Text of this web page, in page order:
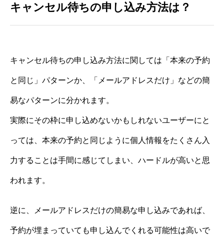
キャンセル待ちの申し込み方法は？
キャンセル待ちの申し込み方法に関しては「本来の予約
と同じ」パターンか、「メールアドレスだけ」などの簡
易なパターンに分かれます。
実際にその枠に申し込めないかもしれないユーザーにと
っては、本来の予約と同じように個人情報をたくさん入
力することは手間に感じてしまい、ハードルが高いと思
われます。
逆に、メールアドレスだけの簡易な申し込みであれば、
予約が埋まっていても申し込んでくれる可能性は高いで